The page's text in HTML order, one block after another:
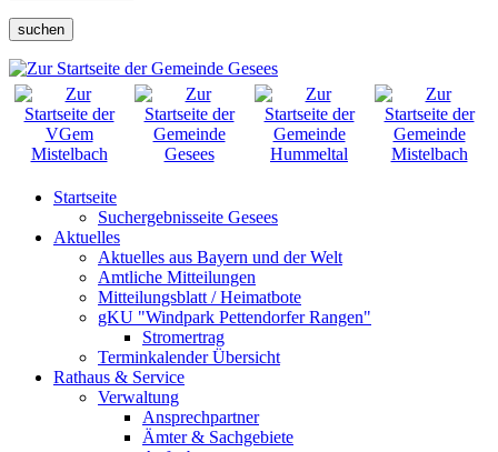
suchen
Startseite
Suchergebnisseite Gesees
Aktuelles
Aktuelles aus Bayern und der Welt
Amtliche Mitteilungen
Mitteilungsblatt / Heimatbote
gKU "Windpark Pettendorfer Rangen"
Stromertrag
Terminkalender Übersicht
Rathaus & Service
Verwaltung
Ansprechpartner
Ämter & Sachgebiete